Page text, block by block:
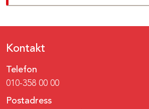
service.
Kontakt
Telefon
010-358 00 00
Postadress